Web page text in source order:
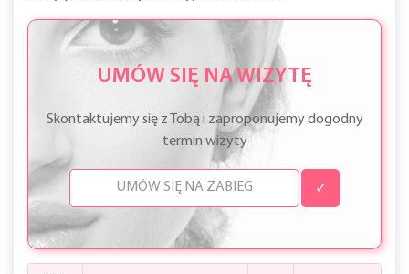
UMÓW SIĘ NA WIZYTĘ
Skontaktujemy się z Tobą i zaproponujemy dogodny
termin wizyty
✓